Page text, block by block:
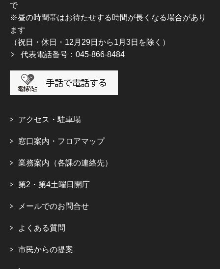
で
※昼の時間帯はお待たせする時間が長くなる場合があり
ます
（祝日・休日・12月29日から1月3日を除く）
代表電話番号：045-866-8484
アクセス・駐車場
窓口案内・フロアマップ
業務案内（各課の連絡先）
第2・第4土曜日開庁
メールでのお問合せ
よくある質問
市民からの提案